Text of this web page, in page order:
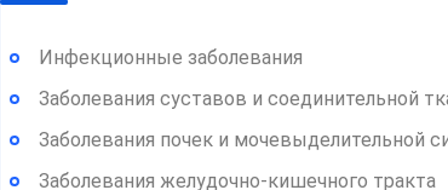
Инфекционные заболевания
Заболевания суставов и соединительной
Заболевания почек и мочевыделительной
Заболевания желудочно-кишечного тракта